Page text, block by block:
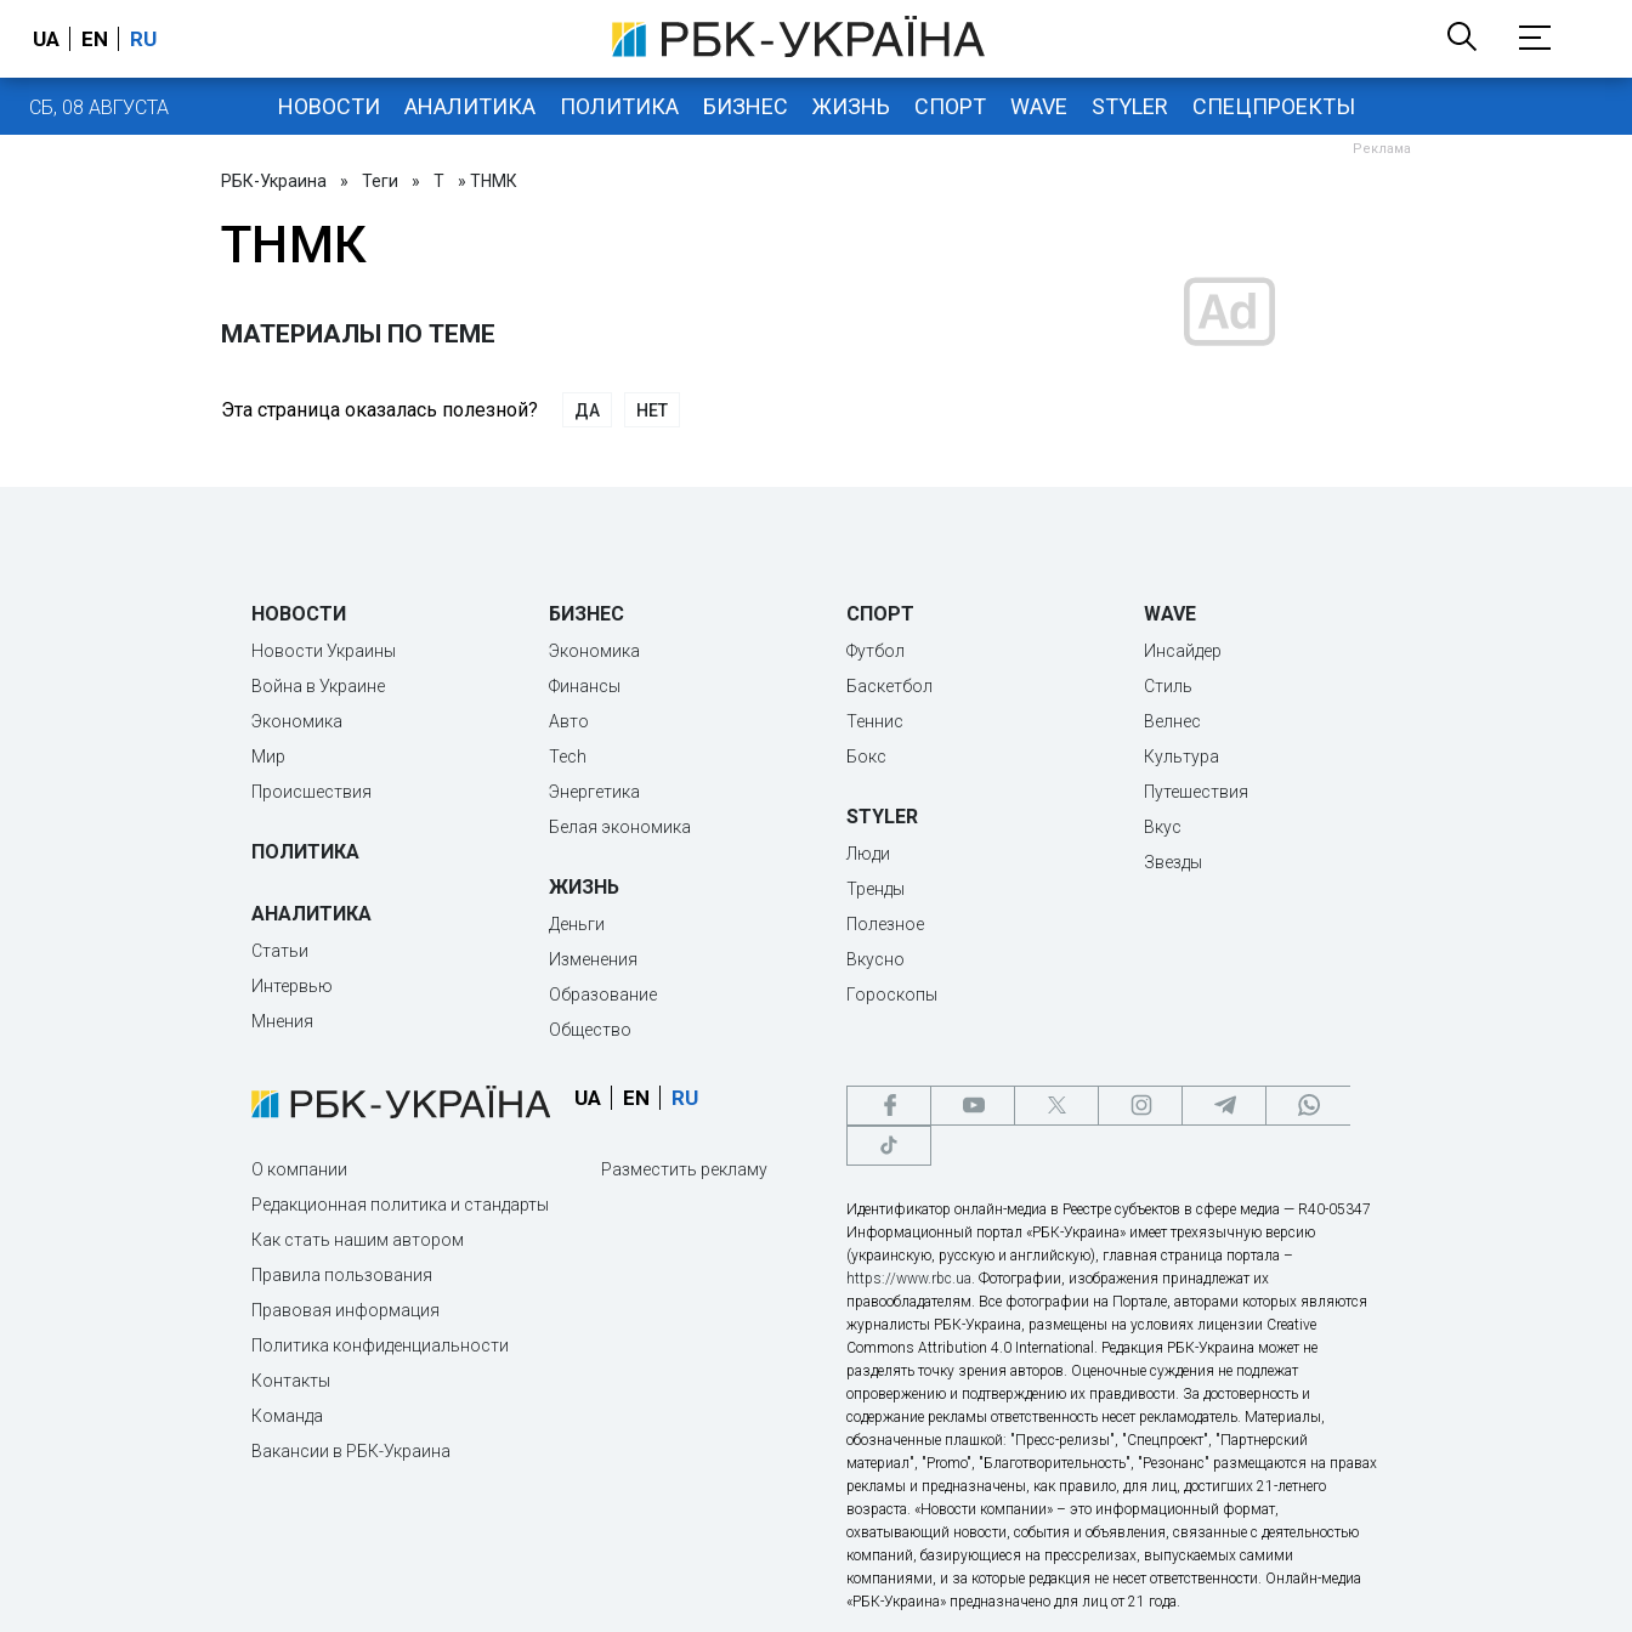
UA EN RU
СБ, 08 АВГУСТА НОВОСТИ АНАЛИТИКА ПОЛИТИКА БИЗНЕС ЖИЗНЬ СПОРТ WAVE STYLER СПЕЦПРОЕКТЫ
РБК-Украина » Теги » Т » ТНМК
ТНМК
МАТЕРИАЛЫ ПО ТЕМЕ
Эта страница оказалась полезной? ДА НЕТ
НОВОСТИ
Новости Украины
Война в Украине
Экономика
Мир
Происшествия
ПОЛИТИКА
АНАЛИТИКА
Статьи
Интервью
Мнения
БИЗНЕС
Экономика
Финансы
Авто
Tech
Энергетика
Белая экономика
ЖИЗНЬ
Деньги
Изменения
Образование
Общество
СПОРТ
Футбол
Баскетбол
Теннис
Бокс
STYLER
Люди
Тренды
Полезное
Вкусно
Гороскопы
WAVE
Инсайдер
Стиль
Велнес
Культура
Путешествия
Вкус
Звезды
UA EN RU
О компании
Редакционная политика и стандарты
Как стать нашим автором
Правила пользования
Правовая информация
Политика конфиденциальности
Контакты
Команда
Вакансии в РБК-Украина
Разместить рекламу
Идентификатор онлайн-медиа в Реестре субъектов в сфере медиа — R40-05347
Информационный портал «РБК-Украина» имеет трехязычную версию
(украинскую, русскую и английскую), главная страница портала –
https://www.rbc.ua. Фотографии, изображения принадлежат их
правообладателям. Все фотографии на Портале, авторами которых являются
журналисты РБК-Украина, размещены на условиях лицензии Creative
Commons Attribution 4.0 International. Редакция РБК-Украина может не
разделять точку зрения авторов. Оценочные суждения не подлежат
опровержению и подтверждению их правдивости. За достоверность и
содержание рекламы ответственность несет рекламодатель. Материалы,
обозначенные плашкой: "Пресс-релизы", "Спецпроект", "Партнерский
материал", "Promo", "Благотворительность", "Резонанс" размещаются на правах
рекламы и предназначены, как правило, для лиц, достигших 21-летнего
возраста. «Новости компании» – это информационный формат,
охватывающий новости, события и объявления, связанные с деятельностью
компаний, базирующиеся на прессрелизах, выпускаемых самими
компаниями, и за которые редакция не несет ответственности. Онлайн-медиа
«РБК-Украина» предназначено для лиц от 21 года.